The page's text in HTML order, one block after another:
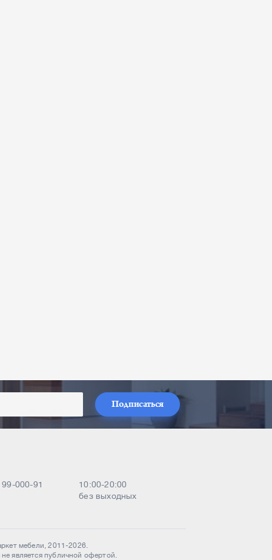
Подписаться
000-91
10:00-20:00
без выходных
мебели, 2011-2026.
является публичной офертой.